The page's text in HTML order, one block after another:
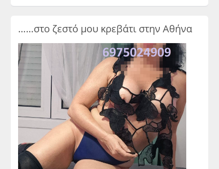
……στο ζεστό μου κρεβάτι στην Αθήνα